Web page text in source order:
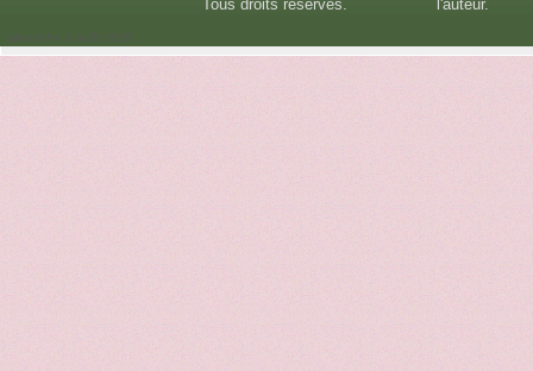
Tous droits réservés.
l'auteur.